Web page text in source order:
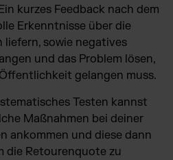
kurzes Feedback nach dem
Erkenntnisse über die
liefern, sowie negatives
und das Problem lösen,
gelangen muss.
Testen kannst
Maßnahmen bei deiner
ankommen und diese dann
die Retourenquote zu